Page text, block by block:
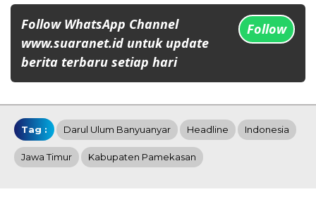
Follow WhatsApp Channel
www.suaranet.id untuk update
berita terbaru setiap hari
Follow
Tag : Darul Ulum Banyuanyar Headline Indonesia
Jawa Timur Kabupaten Pamekasan